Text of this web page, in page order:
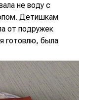
не воду с
Детишкам
от подружек
готовлю, была